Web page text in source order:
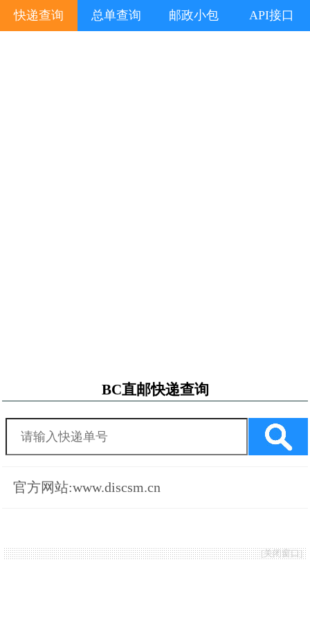
快递查询 总单查询 邮政小包 API接口
BC直邮快递查询
官方网站:www.discsm.cn
[关闭窗口]